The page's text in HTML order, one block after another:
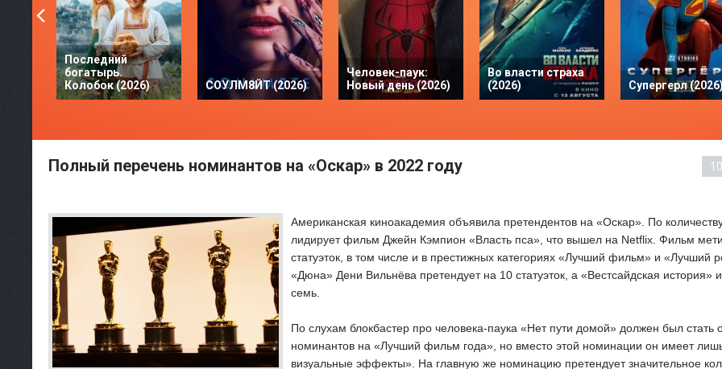
Последний
богатырь.
Колобок (2026)
СОУЛМ8ЙТ (2026)
Человек-паук:
Новый день (2026)
Во власти страха
(2026)
Супергерл
Полный перечень номинантов на «Оскар» в 2022 году
Американская киноакадемия объявила претендентов на «Оскар». По
лидирует фильм Джейн Кэмпион «Власть пса», что вышел на Netflix. Фильм
статуэток, в том числе и в престижных категориях «Лучший фильм» и «Лучший
«Дюна» Дени Вильнёва претендует на 10 статуэток, а «Вестсайдская история»
семь.
По слухам блокбастер про человека-паука «Нет пути домой» должен был стать
номинантов на «Лучший фильм года», но вместо этой номинации он имеет
визуальные эффекты». На главную же номинацию претендует значительное